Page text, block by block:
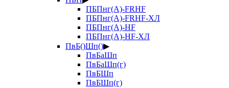
ПБПнг(А)-FRHF
ПБПнг(А)-FRHF-ХЛ
ПБПнг(А)-HF
ПБПнг(А)-HF-ХЛ
ПвБ()Шп()▶
ПвБаШп
ПвБаШп(г)
ПвБШп
ПвБШп(г)